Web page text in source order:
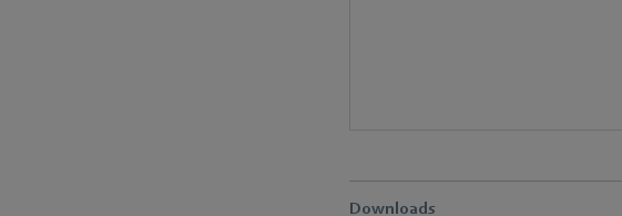
Downloads